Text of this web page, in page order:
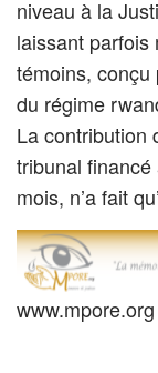
niveau à la
laissant
témoins,
du régime
La contribution
tribunal
mois, n’a fait
www.mpore.org